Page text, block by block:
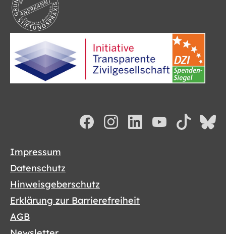
Impressum
Datenschutz
Hinweisgeberschutz
Erklärung zur Barrierefreiheit
AGB